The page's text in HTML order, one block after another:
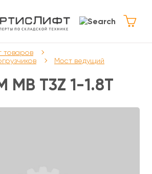
товаров
Мост ведущий
МВ T3Z 1-1.8Т